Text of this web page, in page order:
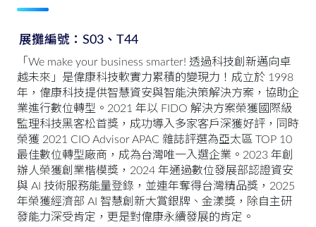
展攤編號：S03、T44
「We make your business smarter! 透過科技創新邁向卓
越未來」是偉康科技軟實力累積的變現力！成立於 1998
年，偉康科技提供智慧資安與智能決策解決方案，協助企
業進行數位轉型。2021 年以 FIDO 解決方案榮獲國際級
監理科技黑客松首獎，成功導入多家客戶深獲好評，同時
榮獲 2021 CIO Advisor APAC 雜誌評選為亞太區 TOP 10
最佳數位轉型廠商，成為台灣唯一入選企業。2023 年創
辦人榮獲創業楷模獎，2024 年通過數位發展部認證資安
與 AI 技術服務能量登錄，並連年奪得台灣精品獎，2025
年榮獲經濟部 AI 智慧創新大賞銀牌、金漾獎，除自主研
發能力深受肯定，更是對偉康永續發展的肯定。